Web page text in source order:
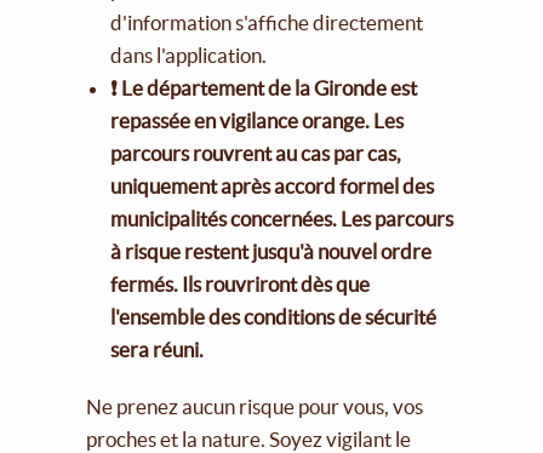
d'information s'affiche directement
dans l'application.
❗ Le département de la Gironde est
repassée en vigilance orange. Les
parcours rouvrent au cas par cas,
uniquement après accord formel des
municipalités concernées. Les parcours
à risque restent jusqu'à nouvel ordre
fermés. Ils rouvriront dès que
l'ensemble des conditions de sécurité
sera réuni.
Ne prenez aucun risque pour vous, vos
proches et la nature. Soyez vigilant le